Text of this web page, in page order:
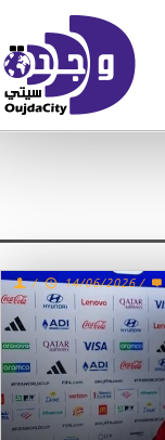
/ 14/06/2026 /